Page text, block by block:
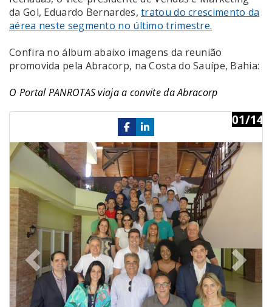
da Gol, Eduardo Bernardes,tratou do crescimento da
aérea neste segmento no último trimestre.
Confira no álbum abaixo imagens da reunião
promovida pela Abracorp, na Costa do Sauípe, Bahia:
O Portal PANROTAS viaja a convite da Abracorp
01/14
Previous